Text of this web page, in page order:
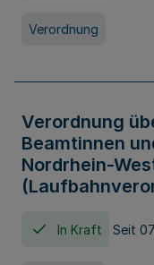
Verordnung
Verordnung
Beamtinnen
Nordrhein-
In Kraft Seit